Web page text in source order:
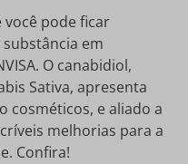
pode ficar
em
O canabidiol,
Sativa, apresenta
cosméticos, e aliado a
melhorias para a
Confira!